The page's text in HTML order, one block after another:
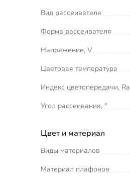
Вид рассеивателя
Форма рассеивателя
Напряжение, V
Цветовая температура
Индекс цветопередачи, Ra
Угол рассеивания, °
Цвет и материал
Виды материалов
Материал плафонов